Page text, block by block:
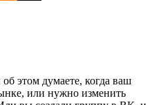
этом думаете, когда ваш
или нужно изменить